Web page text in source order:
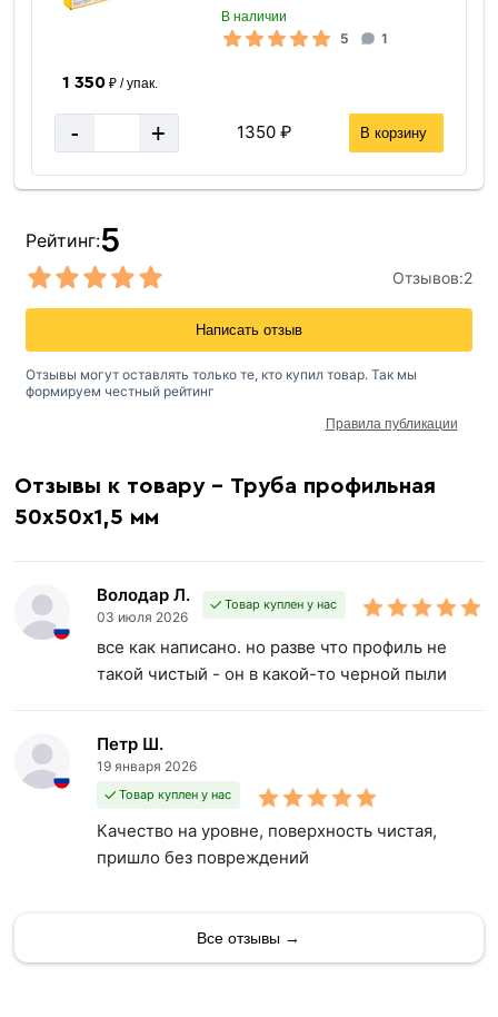
В наличии
5 1
1 350₽ / упак.
- + 1350 ₽ В корзину
Отзывы к товару - Труба профильная
50х50х1,5 мм
Володар Л.
03 июля 2026
Товар куплен у нас
все как написано. но разве что профиль не
такой чистый - он в какой-то черной пыли
Петр Ш.
19 января 2026
Товар куплен у нас
Качество на уровне, поверхность чистая,
пришло без повреждений
Все отзывы →
Рейтинг:5
Отзывов:2
Написать отзыв
Отзывы могут оставлять только те, кто купил товар. Так мы
формируем честный рейтинг
Правила публикации